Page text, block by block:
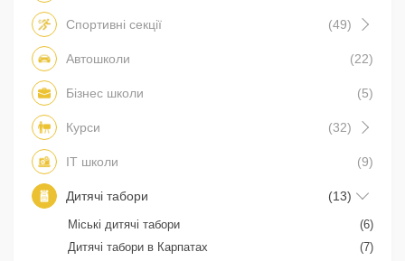
Спортивні секції (49)
Автошколи (22)
Бізнес школи (5)
Курси (32)
IT школи (9)
Дитячі табори (13)
Міські дитячі табори
(6)
Дитячі табори в Карпатах
(7)